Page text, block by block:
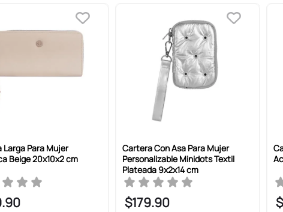
Larga Para Mujer
Beige 20x10x2 cm
.90
Cartera Con Asa Para Mujer
Personalizable Minidots Textil
Plateada 9x2x14 cm
$179.90 $